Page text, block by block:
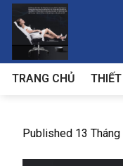
Skip
content
TRANG CHỦ
Published 13